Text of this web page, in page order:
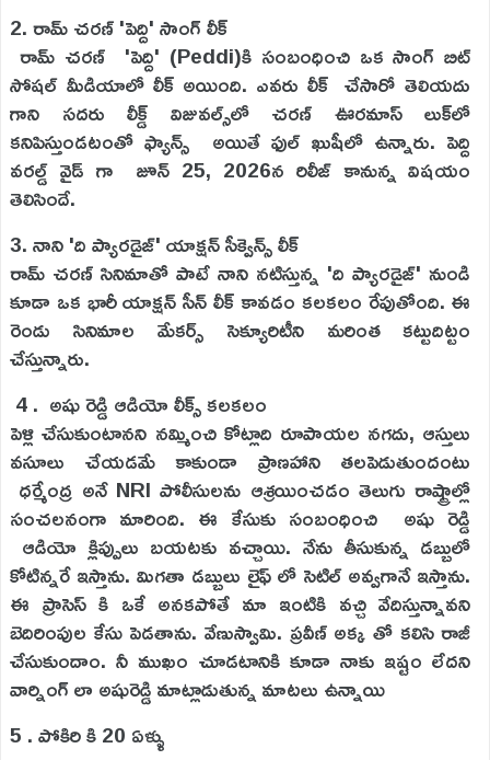
2. రామ్ చరణ్ 'పెద్ది' సాంగ్ లీక్
రామ్ చరణ్ 'పెద్ది' (Peddi)కి సంబంధించి ఒక సాంగ్ బిట్
సోషల్ మీడియాలో లీక్ అయింది. ఎవరు లీక్ చేసారో తెలియదు
గాని సదరు లీక్డ్ విజువల్స్‌లో చరణ్ ఊరమాస్ లుక్‌లో
కనిపిస్తుండటంతో ఫ్యాన్స్ అయితే ఫుల్ ఖుషీలో ఉన్నారు. పెద్ది
వరల్డ్ వైడ్ గా జూన్ 25, 2026న రిలీజ్ కానున్న విషయం
తెలిసిందే.
3. నాని 'ది ప్యారడైజ్' యాక్షన్ సీక్వెన్స్ లీక్
రామ్ చరణ్ సినిమాతో పాటే నాని నటిస్తున్న 'ది ప్యారడైజ్' నుండి
కూడా ఒక భారీ యాక్షన్ సీన్ లీక్ కావడం కలకలం రేపుతోంది. ఈ
రెండు సినిమాల మేకర్స్ సెక్యూరిటీని మరింత కట్టుదిట్టం
చేస్తున్నారు.
4 . అషు రెడ్డి ఆడియో లీక్స్ కలకలం
పెళ్లి చేసుకుంటానని నమ్మించి కోట్లాది రూపాయల నగదు, ఆస్తులు
వసూలు చేయడమే కాకుండా ప్రాణహాని తలపెడుతుందంటు
ధర్మేంద్ర అనే NRI పోలీసులను ఆశ్రయించడం తెలుగు రాష్ట్రాల్లో
సంచలనంగా మారింది. ఈ కేసుకు సంబంధించి అషు రెడ్డి
ఆడియో క్లిప్పులు బయటకు వచ్చాయి. నేను తీసుకున్న డబ్బులో
కోటిన్నరే ఇస్తాను. మిగతా డబ్బులు లైఫ్ లో సెటిల్ అవ్వగానే ఇస్తాను.
ఈ ప్రాసెస్ కి ఒకే అనకపోతే మా ఇంటికి వచ్చి వేదిస్తున్నావని
బెదిరింపుల కేసు పెడతాను. వేణుస్వామి. ప్రవీణ్ అక్క తో కలిసి రాజీ
చేసుకుందాం. నీ ముఖం చూడటానికి కూడా నాకు ఇష్టం లేదని
వార్నింగ్ లా అషురెడ్డి మాట్లాడుతున్న మాటలు ఉన్నాయి
5 . పోకిరి కి 20 ఏళ్ళు